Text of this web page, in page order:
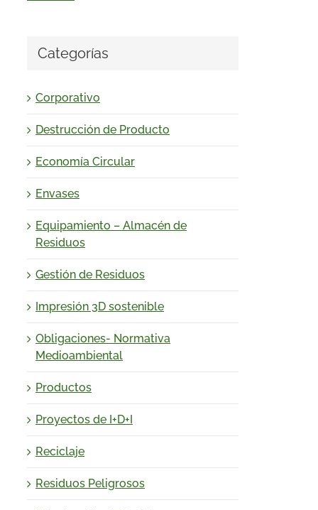
Categorías
Corporativo
Destrucción de Producto
Economía Circular
Envases
Equipamiento – Almacén de
Residuos
Gestión de Residuos
Impresión 3D sostenible
Obligaciones- Normativa
Medioambiental
Productos
Proyectos de I+D+I
Reciclaje
Residuos Peligrosos